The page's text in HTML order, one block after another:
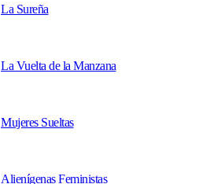
La Sureña
La Vuelta de la Manzana
Mujeres Sueltas
Alienígenas Feministas